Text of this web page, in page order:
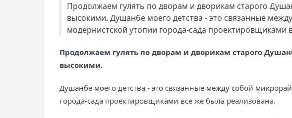
Продолжаем гулять по дворам и дворикам старого
высокими. Душанбе моего детства - это связанные
модернистской утопии города-сада проектировщиками
Продолжаем гулять по дворам и дворикам старого
высокими.
Душанбе моего детства - это связанные между собой
города-сада проектировщиками все же была реализована.